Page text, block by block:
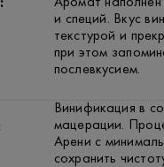
и специй. Вкус
текстурой и
при этом
послевкусием.
Винификация в
мацерации.
Арени с
сохранить